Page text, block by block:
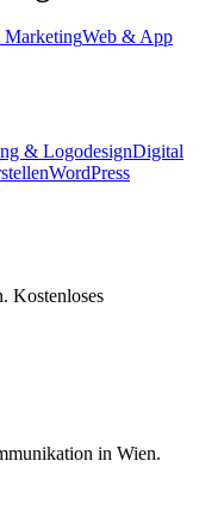
Web & App
& LogodesignDigital
WordPress
Kostenloses
in Wien.